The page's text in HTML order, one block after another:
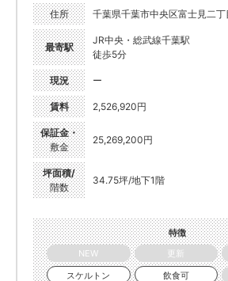
住所 千葉県千葉市中央区富士見二
最寄駅
JR中央・総武線千葉駅
徒歩5分
現況 ー
賃料 2,526,920円
保証金・
敷金
25,269,200円
坪面積/
階数
34.75坪/地下1階
特徴
NEW
更新
スケルトン
飲食可